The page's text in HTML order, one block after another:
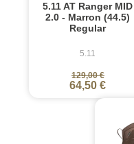
5.11 AT Ranger MID
2.0 - Marron (44.5)
Regular
5.11
129,00 €
64,50 €